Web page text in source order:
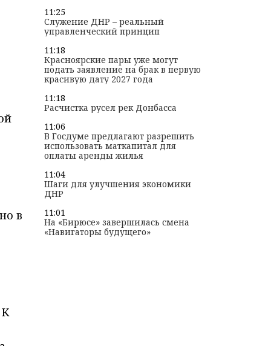
в
К
11:25
Служение ДНР – реальный
управленческий принцип
11:18
Красноярские пары уже могут
подать заявление на брак в первую
красивую дату 2027 года
11:18
Расчистка русел рек Донбасса
11:06
В Госдуме предлагают разрешить
использовать маткапитал для
оплаты аренды жилья
11:04
Шаги для улучшения экономики
ДНР
11:01
На «Бирюсе» завершилась смена
«Навигаторы будущего»